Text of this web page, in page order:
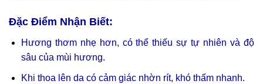
Đặc Điểm Nhận Biết:
Hương thơm nhẹ hơn, có thể thiếu sự tự nhiên và độ
sâu của mùi hương.
Khi thoa lên da có cảm giác nhờn rít, khó thấm nhanh.